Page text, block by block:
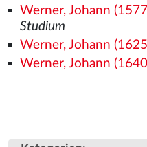
Werner, Johann
Studium
Werner, Johann
Werner, Johann